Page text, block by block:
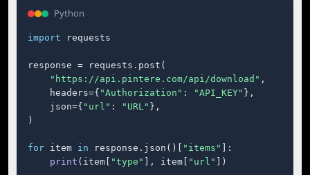
Python
import requests
response = requests.post(
"https://api.pintere.com/api/download" ,
    headers={
"Authorization" : "API_KEY" },
    json={
"url" : "URL" },
)
for item in response.json()[ "items"
]:
print (item[ "type" ], item[ "url" ])